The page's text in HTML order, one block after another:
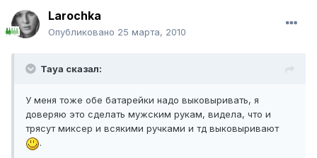
Larochka
Опубликовано 25 марта, 2010
Taya сказал:
У меня тоже обе батарейки надо выковыривать, я
доверяю это сделать мужским рукам, видела, что и
трясут миксер и всякими ручками и тд выковыривают
.